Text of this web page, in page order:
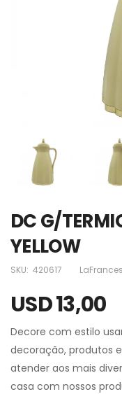
DC G/
YELLOW
SKU: 420617
USD 13,00
Decore com estilo
decoração, produtos
atender aos mais
casa com nossos